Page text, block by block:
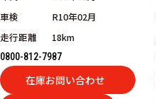
車検
R10年02月
走行距離
18km
0800-812-7987
在庫お問い合わせ